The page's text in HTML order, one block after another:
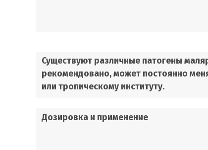
Существуют различные патогены
рекомендовано, может постоянно
или тропическому институту.
Дозировка и применение